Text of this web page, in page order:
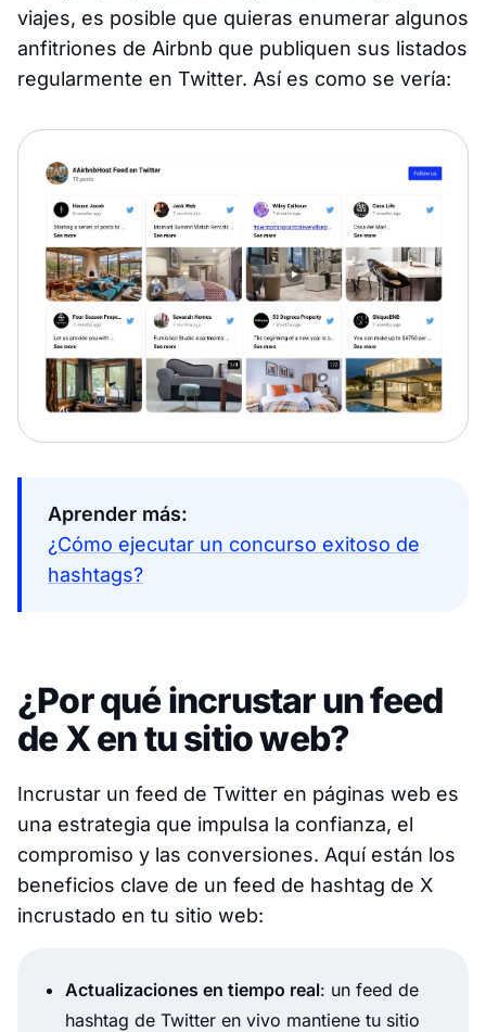
viajes, es posible que quieras enumerar algunos
anfitriones de Airbnb que publiquen sus listados
regularmente en Twitter. Así es como se vería:
Aprender más:
¿Cómo ejecutar un concurso exitoso de
hashtags?
¿Por qué incrustar un feed
de X en tu sitio web?
Incrustar un feed de Twitter en páginas web es
una estrategia que impulsa la confianza, el
compromiso y las conversiones. Aquí están los
beneficios clave de un feed de hashtag de X
incrustado en tu sitio web:
Actualizaciones en tiempo real: un feed de
hashtag de Twitter en vivo mantiene tu sitio